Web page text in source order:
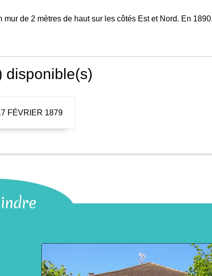
de 2 mètres de haut sur les côtés Est et Nord. En
disponible(s)
FÉVRIER 1879